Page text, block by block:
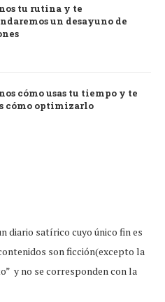
tu rutina y te
un desayuno de
cómo usas tu tiempo y te
cómo optimizarlo
diario satírico cuyo único fin es
son ficción(excepto la
y no se corresponden con la